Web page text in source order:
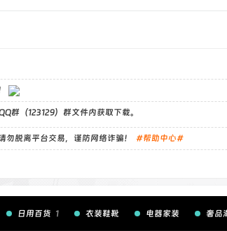
群（123129）群文件内获取下载。
脱离平台交易，谨防网络诈骗！ #帮助中心#
日用百货 1 衣装鞋靴 电器家装 奢品